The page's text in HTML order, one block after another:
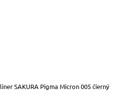
SAKURA Pigma Micron 005 čierný